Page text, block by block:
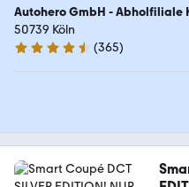
Autohero GmbH - Abholfiliale
50739 Köln
4.6 Sterne
(365)